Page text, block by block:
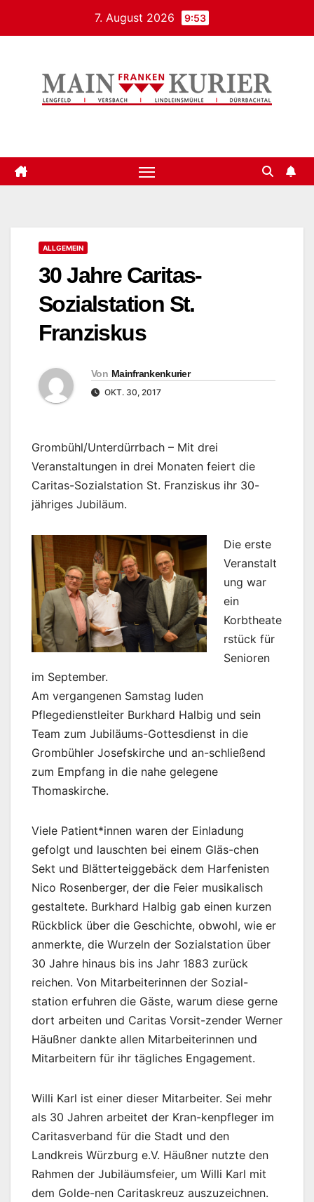
7. August 2026 9:53
ALLGEMEIN
30 Jahre Caritas-
Sozialstation St.
Franziskus
Von Mainfrankenkurier
OKT. 30, 2017
Grombühl/Unterdürrbach – Mit drei
Veranstaltungen in drei Monaten feiert die
Caritas-Sozialstation St. Franziskus ihr 30-
jähriges Jubiläum.
Die erste
Veranstalt
ung war
ein
Korbtheate
rstück für
Senioren
im September.
Am vergangenen Samstag luden
Pflegedienstleiter Burkhard Halbig und sein
Team zum Jubiläums-Gottesdienst in die
Grombühler Josefskirche und an-schließend
zum Empfang in die nahe gelegene
Thomaskirche.
Viele Patient*innen waren der Einladung
gefolgt und lauschten bei einem Gläs-chen
Sekt und Blätterteiggebäck dem Harfenisten
Nico Rosenberger, der die Feier musikalisch
gestaltete. Burkhard Halbig gab einen kurzen
Rückblick über die Geschichte, obwohl, wie er
anmerkte, die Wurzeln der Sozialstation über
30 Jahre hinaus bis ins Jahr 1883 zurück
reichen. Von Mitarbeiterinnen der Sozial-
station erfuhren die Gäste, warum diese gerne
dort arbeiten und Caritas Vorsit-zender Werner
Häußner dankte allen Mitarbeiterinnen und
Mitarbeitern für ihr tägliches Engagement.
Willi Karl ist einer dieser Mitarbeiter. Sei mehr
als 30 Jahren arbeitet der Kran-kenpfleger im
Caritasverband für die Stadt und den
Landkreis Würzburg e.V. Häußner nutzte den
Rahmen der Jubiläumsfeier, um Willi Karl mit
dem Golde-nen Caritaskreuz auszuzeichnen.